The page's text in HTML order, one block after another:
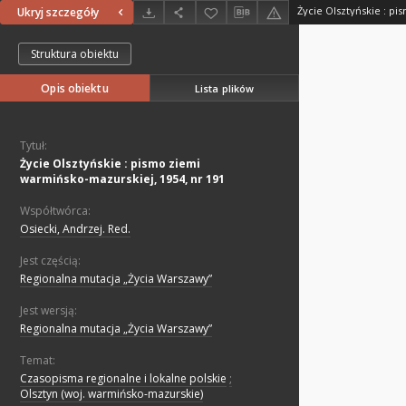
Ukryj szczegóły
Struktura obiektu
Opis obiektu Lista plików
Tytuł:
Życie Olsztyńskie : pismo ziemi
warmińsko-mazurskiej, 1954, nr 191
Współtwórca:
Osiecki, Andrzej. Red.
Jest częścią:
Regionalna mutacja „Życia Warszawy”
Jest wersją:
Regionalna mutacja „Życia Warszawy”
Temat:
Czasopisma regionalne i lokalne polskie ;
Olsztyn (woj. warmińsko-mazurskie)